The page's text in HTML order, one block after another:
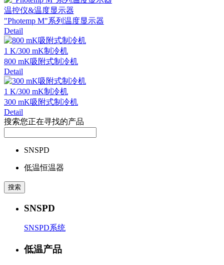
温控仪&温度显示器
"Photemp M"系列温度显示器
Detail
1 K/300 mK制冷机
800 mK吸附式制冷机
Detail
1 K/300 mK制冷机
300 mK吸附式制冷机
Detail
搜索您正在寻找的产品
SNSPD
低温恒温器
SNSPD
SNSPD系统
低温产品